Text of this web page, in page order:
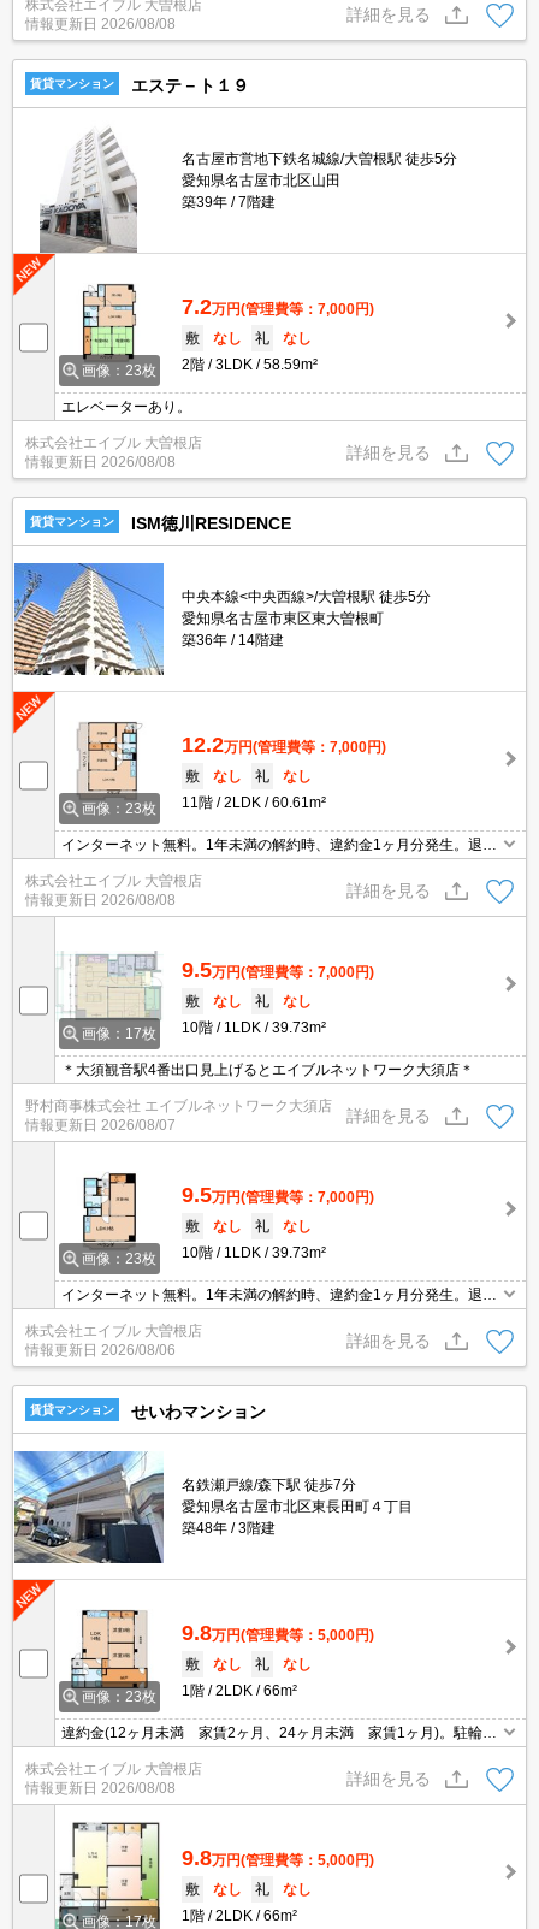
株式会社エイブル 大曽根店
情報更新日 2026/08/08
詳細を見る
賃貸マンション エステ－ト１９
名古屋市営地下鉄名城線/大曽根駅 徒歩5分
愛知県名古屋市北区山田
築39年
7階建
画像：23枚
7.2万円(管理費等：7,000円)
敷
なし 礼
なし
2階
3LDK 58.59m²
エレベーターあり。
株式会社エイブル 大曽根店
情報更新日 2026/08/08
詳細を見る
賃貸マンション ISM徳川RESIDENCE
中央本線<中央西線>/大曽根駅 徒歩5分
愛知県名古屋市東区東大曽根町
築36年
14階建
画像：23枚
12.2万円(管理費等：7,000円)
敷
なし 礼
なし
11階
2LDK 60.61m²
インターネット無料。1年未満の解約時、違約金1ヶ月分発生。退去
時、鍵交換27,500円。退室時清掃料55,000円。
株式会社エイブル 大曽根店
情報更新日 2026/08/08
詳細を見る
画像：17枚
9.5万円(管理費等：7,000円)
敷
なし 礼
なし
10階
1LDK 39.73m²
＊大須観音駅4番出口見上げるとエイブルネットワーク大須店＊
野村商事株式会社 エイブルネットワーク大須店
情報更新日 2026/08/07
詳細を見る
画像：23枚
9.5万円(管理費等：7,000円)
敷
なし 礼
なし
10階
1LDK 39.73m²
インターネット無料。1年未満の解約時、違約金1ヶ月分発生。退去
時、鍵交換27,500円。退室時清掃料55,000円。
株式会社エイブル 大曽根店
情報更新日 2026/08/06
詳細を見る
賃貸マンション せいわマンション
名鉄瀬戸線/森下駅 徒歩7分
愛知県名古屋市北区東長田町４丁目
築48年
3階建
画像：23枚
9.8万円(管理費等：5,000円)
敷
なし 礼
なし
1階
2LDK 66m²
違約金(12ヶ月未満 家賃2ヶ月、24ヶ月未満 家賃1ヶ月)。駐輪場
登録料330円要。角部屋。3口ガスコンロ付。庭付き。
株式会社エイブル 大曽根店
情報更新日 2026/08/08
詳細を見る
画像：17枚
9.8万円(管理費等：5,000円)
敷
なし 礼
なし
1階
2LDK 66m²